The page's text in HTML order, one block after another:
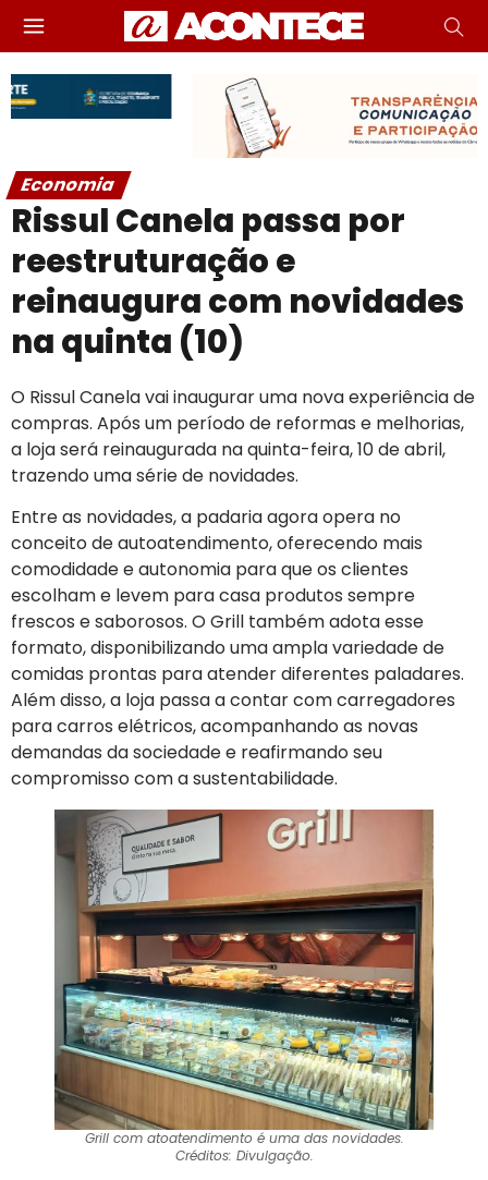
Economia
Rissul Canela passa por
reestruturação e
reinaugura com novidades
na quinta (10)
O Rissul Canela vai inaugurar uma nova experiência de
compras. Após um período de reformas e melhorias,
a loja será reinaugurada na quinta-feira, 10 de abril,
trazendo uma série de novidades.
Entre as novidades, a padaria agora opera no
conceito de autoatendimento, oferecendo mais
comodidade e autonomia para que os clientes
escolham e levem para casa produtos sempre
frescos e saborosos. O Grill também adota esse
formato, disponibilizando uma ampla variedade de
comidas prontas para atender diferentes paladares.
Além disso, a loja passa a contar com carregadores
para carros elétricos, acompanhando as novas
demandas da sociedade e reafirmando seu
compromisso com a sustentabilidade.
Grill com atoatendimento é uma das novidades.
Créditos: Divulgação.